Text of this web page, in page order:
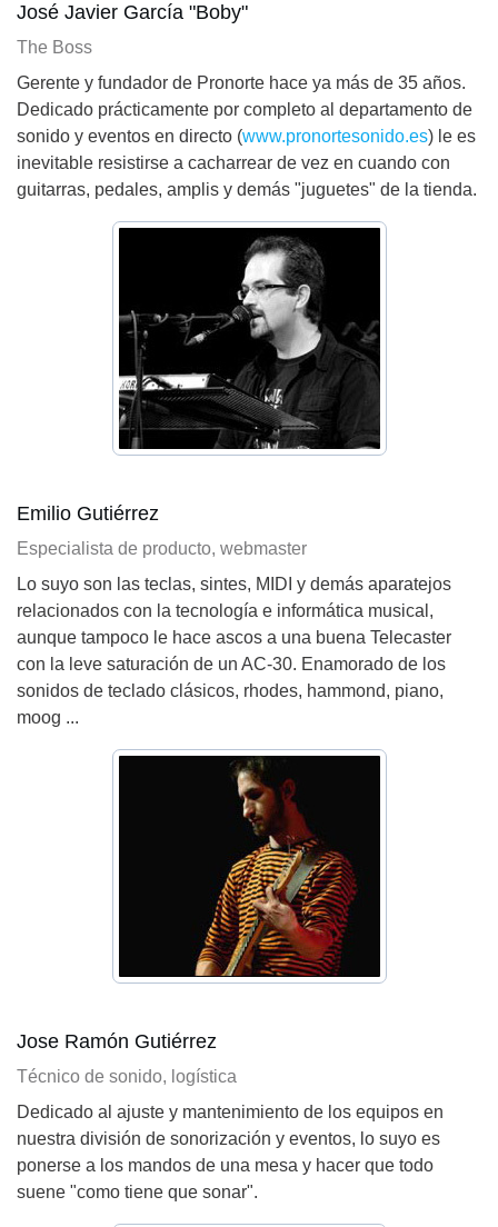
José Javier García "Boby"
The Boss
Gerente y fundador de Pronorte hace ya más de 35 años.
Dedicado prácticamente por completo al departamento de
sonido y eventos en directo (www.pronortesonido.es) le es
inevitable resistirse a cacharrear de vez en cuando con
guitarras, pedales, amplis y demás "juguetes" de la tienda.
Emilio Gutiérrez
Especialista de producto, webmaster
Lo suyo son las teclas, sintes, MIDI y demás aparatejos
relacionados con la tecnología e informática musical,
aunque tampoco le hace ascos a una buena Telecaster
con la leve saturación de un AC-30. Enamorado de los
sonidos de teclado clásicos, rhodes, hammond, piano,
moog ...
Jose Ramón Gutiérrez
Técnico de sonido, logística
Dedicado al ajuste y mantenimiento de los equipos en
nuestra división de sonorización y eventos, lo suyo es
ponerse a los mandos de una mesa y hacer que todo
suene "como tiene que sonar".